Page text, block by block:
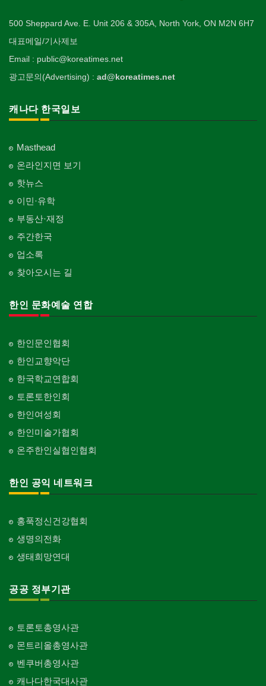
500 Sheppard Ave. E. Unit 206 & 305A, North York, ON M2N 6H7
대표메일/기사제보
Email : public@koreatimes.net
광고문의(Advertising) : ad@koreatimes.net
캐나다 한국일보
Masthead
온라인지면 보기
핫뉴스
이민·유학
부동산·재정
주간한국
업소록
찾아오시는 길
한인 문화예술 연합
한인문인협회
한인교향악단
한국학교연합회
토론토한인회
한인여성회
한인미술가협회
온주한인실협인협회
한인 공익 네트워크
홍푹정신건강협회
생명의전화
생태희망연대
공공 정부기관
토론토총영사관
몬트리올총영사관
벤쿠버총영사관
캐나다한국대사관